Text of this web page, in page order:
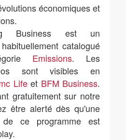
économiques et
Business est un
catalogué
Emissions. Les
sont visibles en
Lifeet BFM Business.
gratuitement sur notre
être alerté dès qu'une
de ce programme est